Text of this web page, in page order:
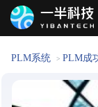
PLM系统 > PLM成